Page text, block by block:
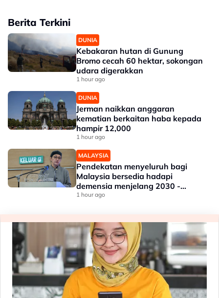
Berita Terkini
DUNIA
Kebakaran hutan di Gunung
Bromo cecah 60 hektar, sokongan
udara digerakkan
1 hour ago
DUNIA
Jerman naikkan anggaran
kematian berkaitan haba kepada
hampir 12,000
1 hour ago
MALAYSIA
Pendekatan menyeluruh bagi
Malaysia bersedia hadapi
demensia menjelang 2030 -
Hanifah
1 hour ago